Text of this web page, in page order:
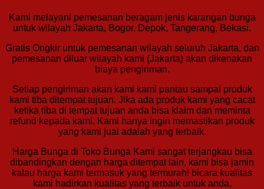
Kami melayani pemesanan beragam jenis karangan bunga
untuk wilayah Jakarta, Bogor, Depok, Tangerang, Bekasi.
Gratis Ongkir untuk pemesanan wilayah seluruh Jakarta, dan
pemesanan diluar wilayah kami (Jakarta) akan dikenakan
biaya pengiriman.
Setiap pengiriman akan kami kami pantau sampai produk
kami tiba ditempat tujuan. Jika ada produk kami yang cacat
ketika tiba di tempat tujuan anda bisa klaim dan meminta
refund kepada kami. Kami hanya ingin memastikan produk
yang kami jual adalah yang terbaik.
Harga Bunga di Toko Bunga Kami sangat terjangkau bisa
dibandingkan dengan harga ditempat lain, kami bisa jamin
kalau harga kami termasuk yang termurah! bicara kualitas
kami hadirkan kualitas yang terbaik untuk anda,